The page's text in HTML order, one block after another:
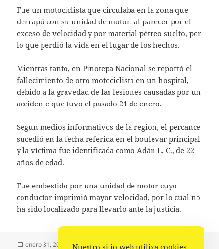
Fue un motociclista que circulaba en la zona que
derrapó con su unidad de motor, al parecer por el
exceso de velocidad y por material pétreo suelto, por
lo que perdió la vida en el lugar de los hechos.
Mientras tanto, en Pinotepa Nacional se reportó el
fallecimiento de otro motociclista en un hospital,
debido a la gravedad de las lesiones causadas por un
accidente que tuvo el pasado 21 de enero.
Según medios informativos de la región, el percance
sucedió en la fecha referida en el boulevar principal
y la víctima fue identificada como Adán L. C., de 22
años de edad.
Fue embestido por una unidad de motor cuyo
conductor imprimió mayor velocidad, por lo cual no
ha sido localizado para llevarlo ante la justicia.
Publicado
enero 31, 2023 Autor
La redacción Categorías
Policiaca,Portada
Nuestro sitio web utiliza cookies